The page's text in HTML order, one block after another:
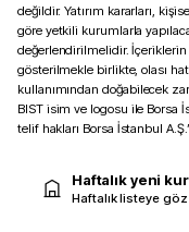
değildir. Yatırım kararları,
göre yetkili kurumlarla
değerlendirilmelidir.
gösterilmekle birlikte, olası
kullanımından doğabilecek
BIST isim ve logosu ile Borsa
telif hakları Borsa İstanbul
Haftalık yeni
Haftalık listeye göz